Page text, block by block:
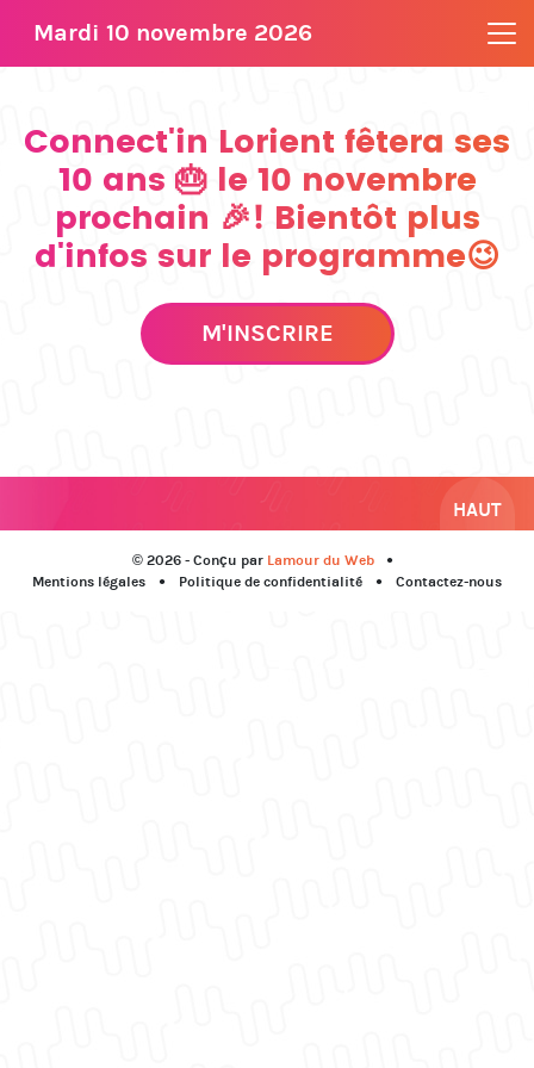
Mardi 10 novembre 2026
Connect'in Lorient fêtera ses
10 ans 🎂 le 10 novembre
prochain 🎉! Bientôt plus
d'infos sur le programme😉
M'INSCRIRE
HAUT
© 2026 - Conçu par Lamour du Web
Mentions légales
Politique de confidentialité Contactez-nous